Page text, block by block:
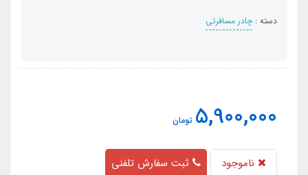
دسته : چادر مسافرتی
5,900,000 تومان
ناموجود ثبت سفارش تلفنی